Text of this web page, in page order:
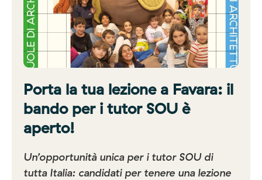
Porta la tua lezione a Favara: il
bando per i tutor SOU è
aperto!
Un’opportunità unica per i tutor SOU di
tutta Italia: candidati per tenere una lezione